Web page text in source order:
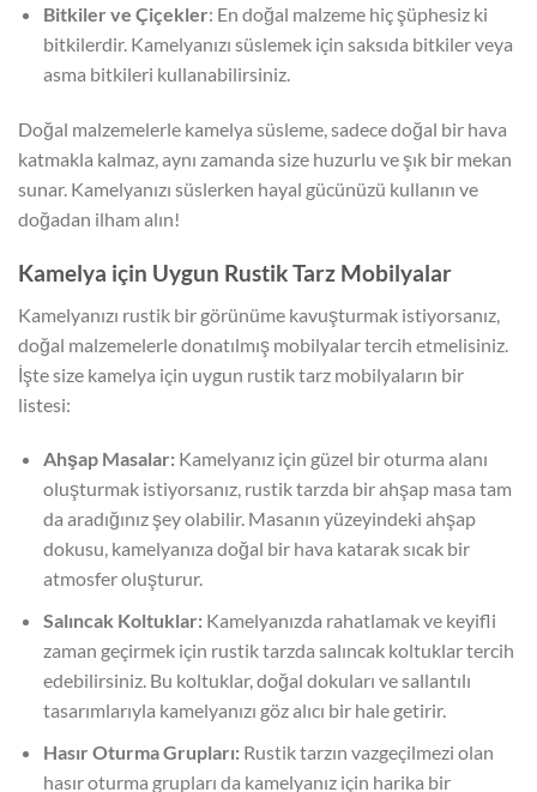
Bitkiler ve Çiçekler: En doğal malzeme hiç şüphesiz ki
bitkilerdir. Kamelyanızı süslemek için saksıda bitkiler veya
asma bitkileri kullanabilirsiniz.
Doğal malzemelerle kamelya süsleme, sadece doğal bir hava
katmakla kalmaz, aynı zamanda size huzurlu ve şık bir mekan
sunar. Kamelyanızı süslerken hayal gücünüzü kullanın ve
doğadan ilham alın!
Kamelya için Uygun Rustik Tarz Mobilyalar
Kamelyanızı rustik bir görünüme kavuşturmak istiyorsanız,
doğal malzemelerle donatılmış mobilyalar tercih etmelisiniz.
İşte size kamelya için uygun rustik tarz mobilyaların bir
listesi:
Ahşap Masalar:Kamelyanız için güzel bir oturma alanı
oluşturmak istiyorsanız, rustik tarzda bir ahşap masa tam
da aradığınız şey olabilir. Masanın yüzeyindeki ahşap
dokusu, kamelyanıza doğal bir hava katarak sıcak bir
atmosfer oluşturur.
Salıncak Koltuklar:Kamelyanızda rahatlamak ve keyifli
zaman geçirmek için rustik tarzda salıncak koltuklar tercih
edebilirsiniz. Bu koltuklar, doğal dokuları ve sallantılı
tasarımlarıyla kamelyanızı göz alıcı bir hale getirir.
Hasır Oturma Grupları:Rustik tarzın vazgeçilmezi olan
hasır oturma grupları da kamelyanız için harika bir